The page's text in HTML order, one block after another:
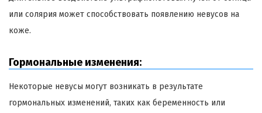
или солярия может способствовать появлению невусов на
коже.
Гормональные изменения:
Некоторые невусы могут возникать в результате
гормональных изменений, таких как беременность или